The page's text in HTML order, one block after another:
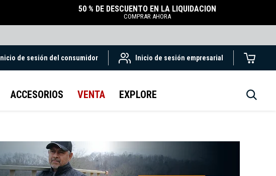
50 % DE DESCUENTO EN LA LIQUIDACIÓN
COMPRAR AHORA
Inicio de sesión del consumidor Inicio de sesión empresarial
ACCESORIOS VENTA EXPLORE